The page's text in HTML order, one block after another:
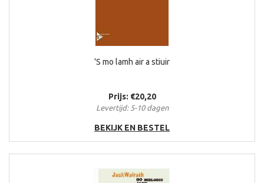
'S mo lamh air a stiuir
Prijs: €20,20
Levertijd: 5-10 dagen
BEKIJK EN BESTEL